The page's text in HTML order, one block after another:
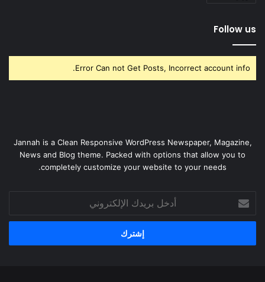
Follow us
Error Can not Get Posts, Incorrect account info.
Jannah is a Clean Responsive WordPress Newspaper, Magazine,
News and Blog theme. Packed with options that allow you to
completely customize your website to your needs.
بريدك
الإلكتروني